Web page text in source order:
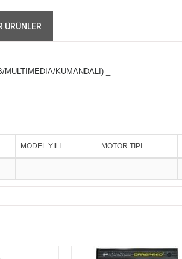
ÜRÜNLER
KUMANDALI) _
MODEL YILI MOTOR TİPİ
- -